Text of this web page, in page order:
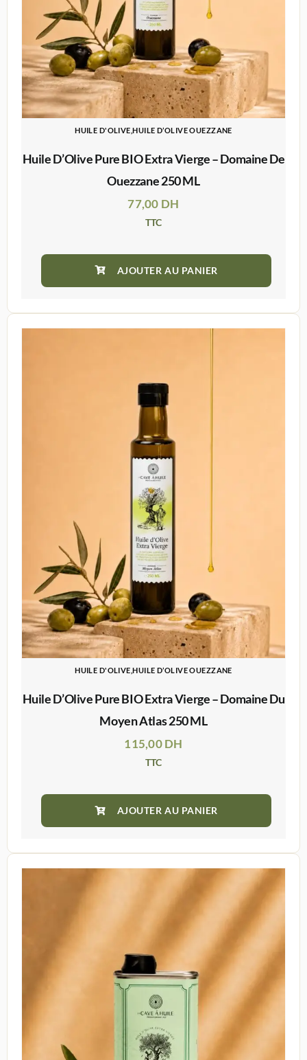
HUILE D'OLIVE,HUILE D’OLIVE OUEZZANE
Huile D’Olive Pure BIO Extra Vierge – Domaine De
Ouezzane 250 ML
77,00 DH
TTC
HUILE D'OLIVE,HUILE D’OLIVE OUEZZANE
Huile D’Olive Pure BIO Extra Vierge – Domaine Du
Moyen Atlas 250 ML
115,00DH
TTC